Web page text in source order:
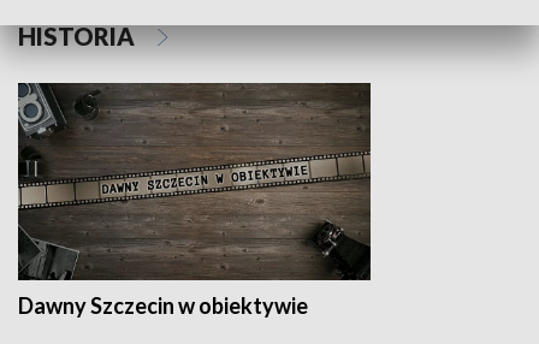
HISTORIA
Dawny Szczecin w obiektywie